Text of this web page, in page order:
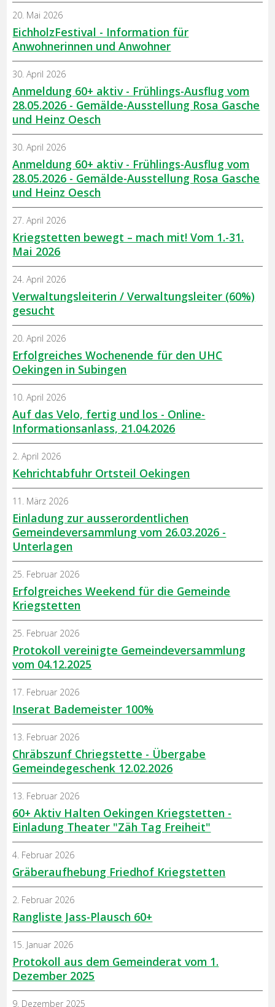
EichholzFestival - Information für
Anwohnerinnen und Anwohner
20. Mai 2026
Anmeldung 60+ aktiv - Frühlings-Ausflug vom
28.05.2026 - Gemälde-Ausstellung Rosa Gasche
und Heinz Oesch
30. April 2026
Anmeldung 60+ aktiv - Frühlings-Ausflug vom
28.05.2026 - Gemälde-Ausstellung Rosa Gasche
und Heinz Oesch
30. April 2026
Kriegstetten bewegt – mach mit! Vom 1.-31.
Mai 2026
27. April 2026
Verwaltungsleiterin / Verwaltungsleiter (60%)
gesucht
24. April 2026
Erfolgreiches Wochenende für den UHC
Oekingen in Subingen
20. April 2026
Auf das Velo, fertig und los - Online-
Informationsanlass, 21.04.2026
10. April 2026
Kehrichtabfuhr Ortsteil Oekingen
2. April 2026
Einladung zur ausserordentlichen
Gemeindeversammlung vom 26.03.2026 -
Unterlagen
11. März 2026
Erfolgreiches Weekend für die Gemeinde
Kriegstetten
25. Februar 2026
Protokoll vereinigte Gemeindeversammlung
vom 04.12.2025
25. Februar 2026
Inserat Bademeister 100%
17. Februar 2026
Chräbszunf Chriegstette - Übergabe
Gemeindegeschenk 12.02.2026
13. Februar 2026
60+ Aktiv Halten Oekingen Kriegstetten -
Einladung Theater "Zäh Tag Freiheit"
13. Februar 2026
Gräberaufhebung Friedhof Kriegstetten
4. Februar 2026
Rangliste Jass-Plausch 60+
2. Februar 2026
Protokoll aus dem Gemeinderat vom 1.
Dezember 2025
15. Januar 2026
9. Dezember 2025